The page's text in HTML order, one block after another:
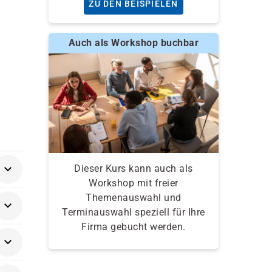
ZU DEN BEISPIELEN
Auch als Workshop buchbar
Dieser Kurs kann auch als
Workshop mit freier
Themenauswahl und
Terminauswahl speziell für Ihre
Firma gebucht werden.